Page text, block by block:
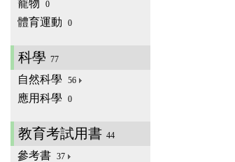
寵物 0
體育運動 0
科學 77
自然科學 56
應用科學 0
教育考試用書 44
參考書 37